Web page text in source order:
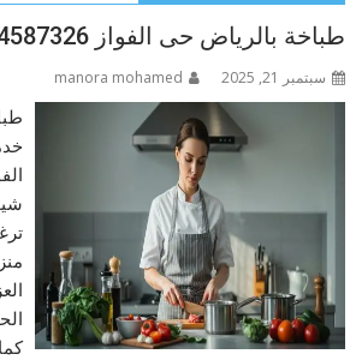
طباخة بالرياض حى الفواز 0574587326
سبتمبر 21, 2025 manora mohamed